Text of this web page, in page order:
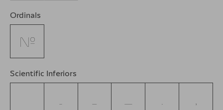
Ordinals
No.
Scientific Inferiors
- – — .
,